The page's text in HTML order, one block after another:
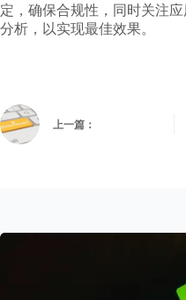
定，确保合规性，同时关注
分析，以实现最佳效果。
上一篇：